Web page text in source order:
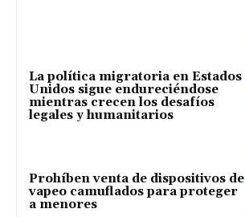
La política migratoria en Estados
Unidos sigue endureciéndose
mientras crecen los desafíos
legales y humanitarios
Prohíben venta de dispositivos de
vapeo camuflados para proteger
a menores